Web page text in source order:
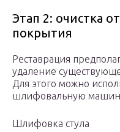
Этап 2: очистка
покрытия
Реставрация
удаление
Для этого можно
шлифовальную
Шлифовка стула